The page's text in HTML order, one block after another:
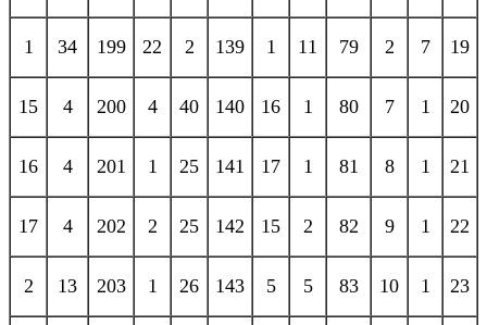
19
7
2
79
11
1
139
2
22
199
34
1
20
1
7
80
1
16
140
40
4
200
4
15
21
1
8
81
1
17
141
25
1
201
4
16
22
1
9
82
2
15
142
25
2
202
4
17
23
1
10
83
5
5
143
26
1
203
13
2